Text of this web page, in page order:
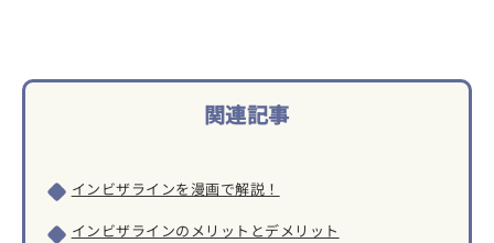
関連記事
インビザラインを漫画で解説！
インビザラインのメリットとデメリット